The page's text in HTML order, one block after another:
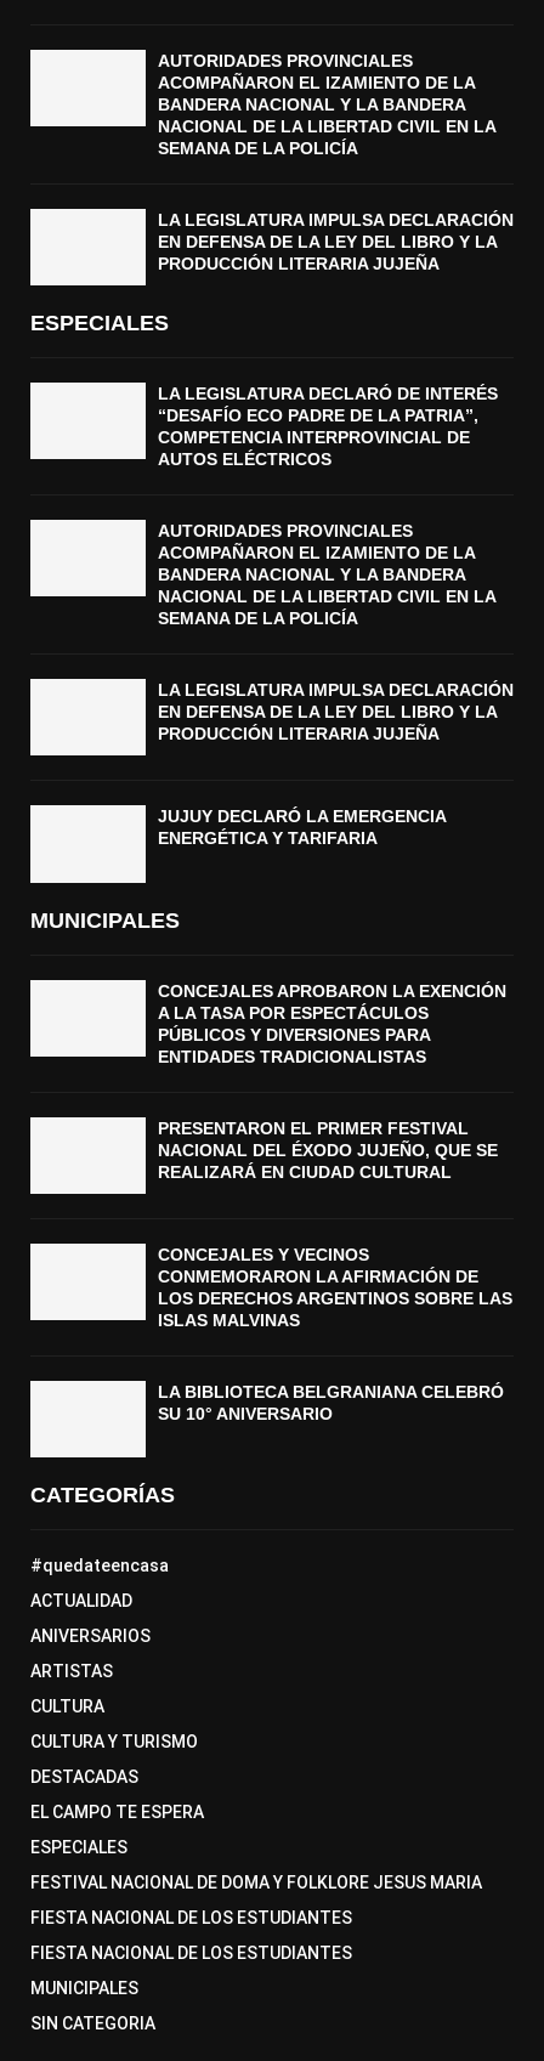
AUTORIDADES PROVINCIALES
ACOMPAÑARON EL IZAMIENTO DE LA
BANDERA NACIONAL Y LA BANDERA
NACIONAL DE LA LIBERTAD CIVIL EN LA
SEMANA DE LA POLICÍA
LA LEGISLATURA IMPULSA DECLARACIÓN
EN DEFENSA DE LA LEY DEL LIBRO Y LA
PRODUCCIÓN LITERARIA JUJEÑA
ESPECIALES
LA LEGISLATURA DECLARÓ DE INTERÉS
“DESAFÍO ECO PADRE DE LA PATRIA”,
COMPETENCIA INTERPROVINCIAL DE
AUTOS ELÉCTRICOS
AUTORIDADES PROVINCIALES
ACOMPAÑARON EL IZAMIENTO DE LA
BANDERA NACIONAL Y LA BANDERA
NACIONAL DE LA LIBERTAD CIVIL EN LA
SEMANA DE LA POLICÍA
LA LEGISLATURA IMPULSA DECLARACIÓN
EN DEFENSA DE LA LEY DEL LIBRO Y LA
PRODUCCIÓN LITERARIA JUJEÑA
JUJUY DECLARÓ LA EMERGENCIA
ENERGÉTICA Y TARIFARIA
MUNICIPALES
CONCEJALES APROBARON LA EXENCIÓN
A LA TASA POR ESPECTÁCULOS
PÚBLICOS Y DIVERSIONES PARA
ENTIDADES TRADICIONALISTAS
PRESENTARON EL PRIMER FESTIVAL
NACIONAL DEL ÉXODO JUJEÑO, QUE SE
REALIZARÁ EN CIUDAD CULTURAL
CONCEJALES Y VECINOS
CONMEMORARON LA AFIRMACIÓN DE
LOS DERECHOS ARGENTINOS SOBRE LAS
ISLAS MALVINAS
LA BIBLIOTECA BELGRANIANA CELEBRÓ
SU 10° ANIVERSARIO
CATEGORÍAS
#quedateencasa
ACTUALIDAD
ANIVERSARIOS
ARTISTAS
CULTURA
CULTURA Y TURISMO
DESTACADAS
EL CAMPO TE ESPERA
ESPECIALES
FESTIVAL NACIONAL DE DOMA Y FOLKLORE JESUS MARIA
FIESTA NACIONAL DE LOS ESTUDIANTES
FIESTA NACIONAL DE LOS ESTUDIANTES
MUNICIPALES
SIN CATEGORIA